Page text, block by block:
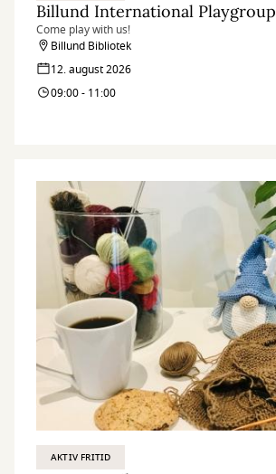
Billund International Playgroup
Come play with us!
Billund Bibliotek
12. august 2026
09:00 - 11:00
AKTIV FRITID